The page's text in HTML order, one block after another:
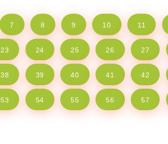
7 8 9 10 11
23 24 25 26 27
38 39 40 41 42
53 54 55 56 57